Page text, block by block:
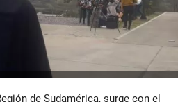
de Sudamérica, surge con el